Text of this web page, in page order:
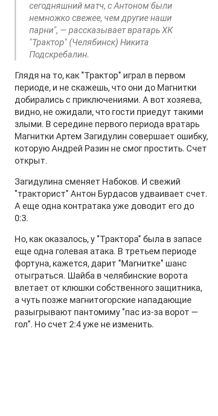
сегодняшний матч, с Антоном были
немножко свежее, чем другие наши
парни", — рассказывает вратарь ХК
"Трактор" (Челябинск) Никита
Подскребалин.
Глядя на то, как "Трактор" играл в первом
периоде, и не скажешь, что они до Магнитки
добирались с приключениями. А вот хозяева,
видно, не ожидали, что гости приедут такими
злыми. В середине первого периода вратарь
Магнитки Артем Загидулин совершает ошибку,
которую Андрей Разин не смог простить. Счет
открыт.
Загидулина сменяет Набоков. И свежий
"тракторист" Антон Бурдасов удваивает счет.
А еще одна контратака уже доводит его до
0:3.
Но, как оказалось, у "Трактора" была в запасе
еще одна голевая атака. В третьем периоде
фортуна, кажется, дарит "Магнитке" шанс
отыграться. Шайба в челябинские ворота
влетает от клюшки собственного защитника,
а чуть позже магнитогорские нападающие
разыгрывают пантомиму "пас из-за ворот —
гол". Но счет 2:4 уже не изменить.